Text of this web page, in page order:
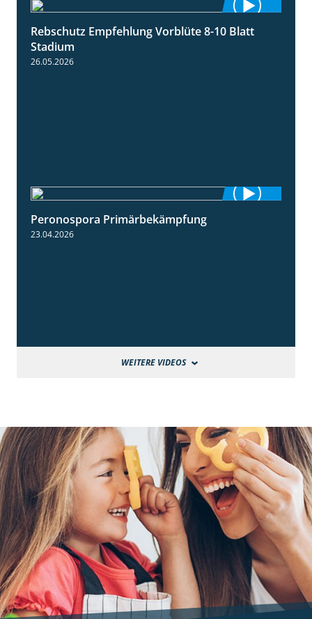
1:55
Rebschutz Empfehlung Vorblüte 8-10 Blatt
Stadium
26.05.2026
Peronospora Primärbekämpfung
23.04.2026
WEITERE VIDEOS